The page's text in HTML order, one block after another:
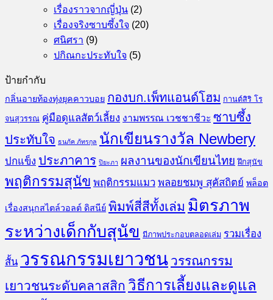
เรื่องราวจากญี่ปุ่น (2)
เรื่องจริงซาบซึ้งใจ (20)
ศนิศรา (9)
ปกิณกะประทับใจ (5)
ป้ายกำกับ
กลิ่นอายท้องทุ่งยุคคาวบอย กองบก.เพ็ทแอนด์โฮม กานต์สิริ โร
จนสุวรรณ คู่มือดูแลสัตว์เลี้ยง งามพรรณ เวชชาชีวะ ซาบซึ้ง
ประทับใจ ธนภัค ภัทรกุล นักเขียนรางวัล Newbery
ปกแข็ง ประภาคาร ปิยะภา ผลงานของนักเขียนไทย ฝึกสุนัข
พฤติกรรมสุนัข พฤติกรรมแมว พลอยชมพู สุคัสถิตย์ พล็อต
เรื่องสนุกสไตล์วอลต์ ดิสนีย์ พิมพ์สี่สีทั้งเล่ม มิตรภาพ
ระหว่างเด็กกับสุนัข มีภาพประกอบตลอดเล่ม รวมเรื่อง
สั้น วรรณกรรมเยาวชน วรรณกรรม
เยาวชนระดับคลาสสิก วิธีการเลี้ยงและดูแล